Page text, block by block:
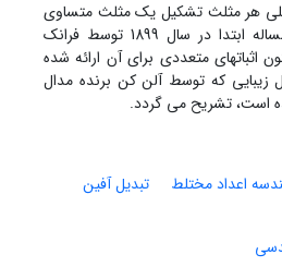
هر مثلث تشکیل یک مثلث متساوی
الاضلاع می دهند. این مساله ابتدا در سال 1899 توسط فرانک
اثباتهای متعددی برای آن ارائه شده
زیبایی که توسط آلن کن برنده مدال
اعداد مختلط
تبدیل آفین